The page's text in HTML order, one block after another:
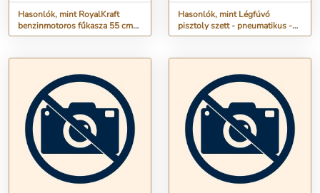
Hasonlók, mint RoyalKraft
benzinmotoros fűkasza 55 cm3
motorral, 5,5 LE, damilfejjel és
Hasonlók, mint Légfúvó
pisztoly szett - pneumatikus -
100/300/500 mm - 3 db / szett